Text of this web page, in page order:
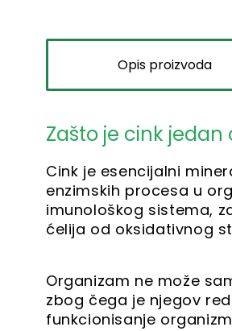
Opis proizvoda
Zašto je cink
Cink je esencijalni
enzimskih procesa u
imunološkog sistema,
ćelija od oksidativnog
Organizam ne može
zbog čega je njegov
funkcionisanje